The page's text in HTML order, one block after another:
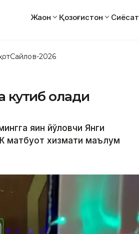
Жаҳон Қозоғистон Сиёсат
Сайлов-2026
кутиб олади
яқин йўловчи Янги
матбуот хизмати маълум